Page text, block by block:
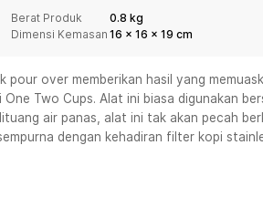
- Sabtu (09:00-20:00), Minggu/Libur Nasional
- Jumat (07:00 - 20:00), Sabtu - Minggu
(08:00 - 20:00), Sabtu - Minggu/ Libur
Berat Produk
0.8 kg
Dimensi Kemasan 16 x 16 x 19 cm
over memberikan hasil yang
Two Cups. Alat ini biasa digunakan
air panas, alat ini tak akan pecah
dengan kehadiran filter kopi